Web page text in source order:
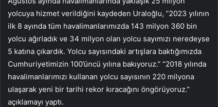
yolcuya hizmet verildiğini kaydeden Uraloğlu, “2023 yılının
ilk 8 ayında tüm havalimanlarımızda 143 milyon 360 bin
yolcu ağırladık ve 34 milyon olan yolcu sayımızı neredeyse
5 katına çıkardık. Yolcu sayısındaki artışlara baktığımızda
Cumhuriyetimizin 100’üncü yılına bakıyoruz.” “2018 yılında
havalimanlarımızı kullanan yolcu sayısının 220 milyona
ulaşarak yeni bir tarihi rekor kıracağını öngörüyoruz.”
açıklamayı yaptı.